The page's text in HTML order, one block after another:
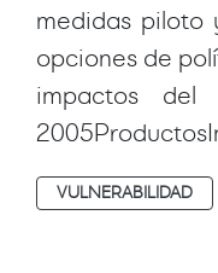
medidas piloto
opciones de
impactos del
VULNERABILIDAD